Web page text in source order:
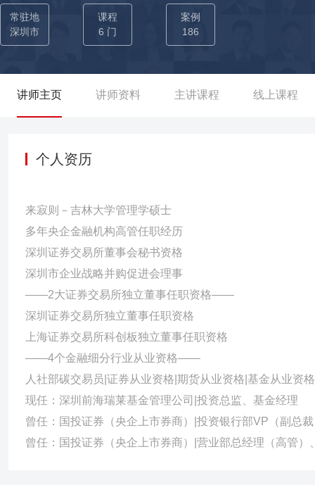
查并谈判各类资产，最终成功以吸收合并方式重组全球互 联网营
提升投资退出】两年内公司市值最高提升八倍，完成投资退出和资本运营闭环。 02-在资本运营【投资银行-
业基金】中全业务覆盖，实战成果显著 投行业务经验丰富：参与
投资领域成绩显著：为被投企业对接融资机构、引进高级管理人
技、福田引导基金共同发起设立新能源产业投资基金，总规模10
开展《企业上市IPO》《股权激励》《股权融资》等课程。 ◆ 累
等，开展《股权设计：公司股权设计与资本运营》《股权投资》
理、深圳中科融信投资管理、深圳市鑫运通创业投资、深圳市柏
常驻地
深圳市
课程
6 门
案例
186
讲师主页 讲师资料 主讲课程 线上课程
个人资历
来寂则－吉林大学管理学硕士
多年央企金融机构高管任职经历
深圳证券交易所董事会秘书资格
深圳市企业战略并购促进会理事
——2大证券交易所独立董事任职资格——
深圳证券交易所独立董事任职资格
上海证券交易所科创板独立董事任职资格
——4个金融细分行业从业资格——
人社部碳交易员|证券从业资格|期货从业资格|基金从业资格
现任：深圳前海瑞莱基金管理公司|投资总监、基金经理
曾任：国投证券（央企上市券商）|投资银行部VP（副总
曾任：国投证券（央企上市券商）|营业部总经理（高管）